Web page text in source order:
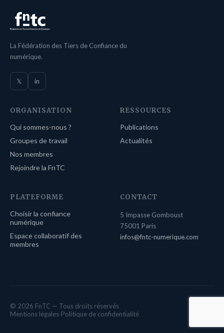
La Fédération des Tiers de Confiance du
numérique.
𝕏 in
ORGANISATION
Qui sommes-nous ?
Groupes de travail
Nos membres
Rejoindre la FnTC
RESSOURCES
Publications
Actualités
PLATEFORME
Choisir la confiance
numérique
Espace collaboratif des
membres
CONTACT
5 Impasse Gomboust
75001 Paris
infos@fntc-numerique.com
© 2026 FnTC — Tous droits réservés
Mentions légales·Politique de confidentialité